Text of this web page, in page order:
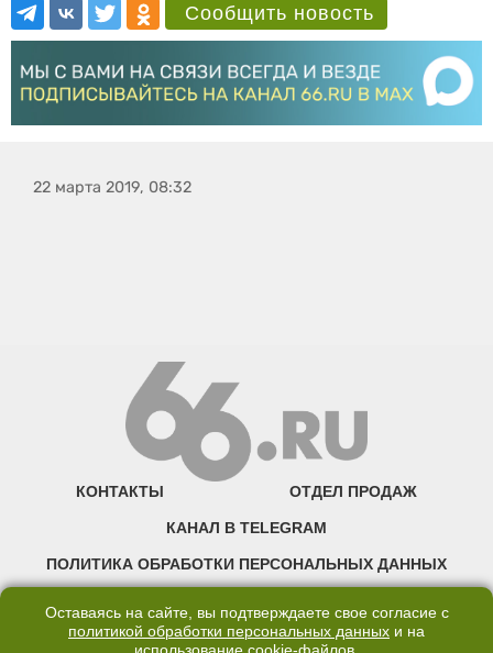
Сообщить новость
22 марта 2019, 08:32
КОНТАКТЫ ОТДЕЛ ПРОДАЖ
КАНАЛ В TELEGRAM
ПОЛИТИКА ОБРАБОТКИ ПЕРСОНАЛЬНЫХ ДАННЫХ
Оставаясь на сайте, вы подтверждаете свое согласие с
политикой обработки персональных данных и на